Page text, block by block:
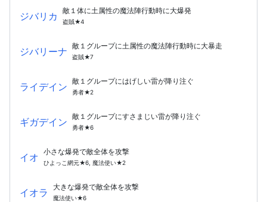
ジバリカ 敵１体に土属性の魔法陣行動時に大爆発
盗賊★4
ジバリーナ 敵１グループに土属性の魔法陣行動時に大暴走
盗賊★7
ライデイン 敵１グループにはげしい雷が降り注ぐ
勇者★2
ギガデイン 敵１グループにすさまじい雷が降り注ぐ
勇者★6
イオ 小さな爆発で敵全体を攻撃
ひよっこ網元★6, 魔法使い★2
イオラ 大きな爆発で敵全体を攻撃
魔法使い★6